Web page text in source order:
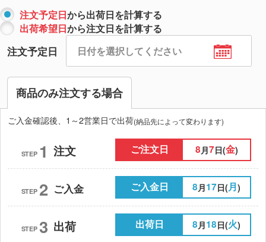
注文予定日から出荷日を計算する
出荷希望日から注文日を計算する
注文予定日
商品のみ注文する場合
ご入金確認後、1～2営業日で出荷(納品先によって変わります)
STEP 1 注文 ご注文日 8 月7日(金)
STEP 2 ご入金 ご入金日 8 月17日(月)
STEP 3 出荷 出荷日 8 月18日(火)